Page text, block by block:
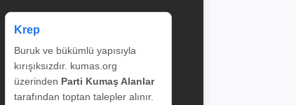
Krep
Buruk ve bükümlü yapısıyla
kırışıksızdır. kumas.org
üzerinden Parti Kumaş Alanlar
tarafından toptan talepler alınır.